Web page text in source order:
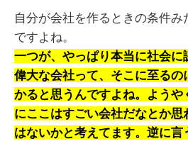
自分が会社を作るときの条件
ですよね。
一つが、やっぱり本当に社会に
偉大な会社って、そこに至る
かると思うんですよね。ようや
にここはすごい会社だなとか
はないかと考えてます。逆に